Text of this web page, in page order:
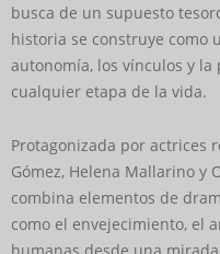
busca de un supuesto
historia se construye como
autonomía, los vínculos y
cualquier etapa de la vida.
Protagonizada por actrices
Gómez, Helena Mallarino y
combina elementos de
como el envejecimiento, el